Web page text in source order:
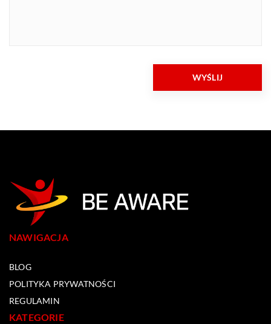
NAWIGACJA
BLOG
POLITYKA PRYWATNOŚCI
REGULAMIN
KATEGORIE